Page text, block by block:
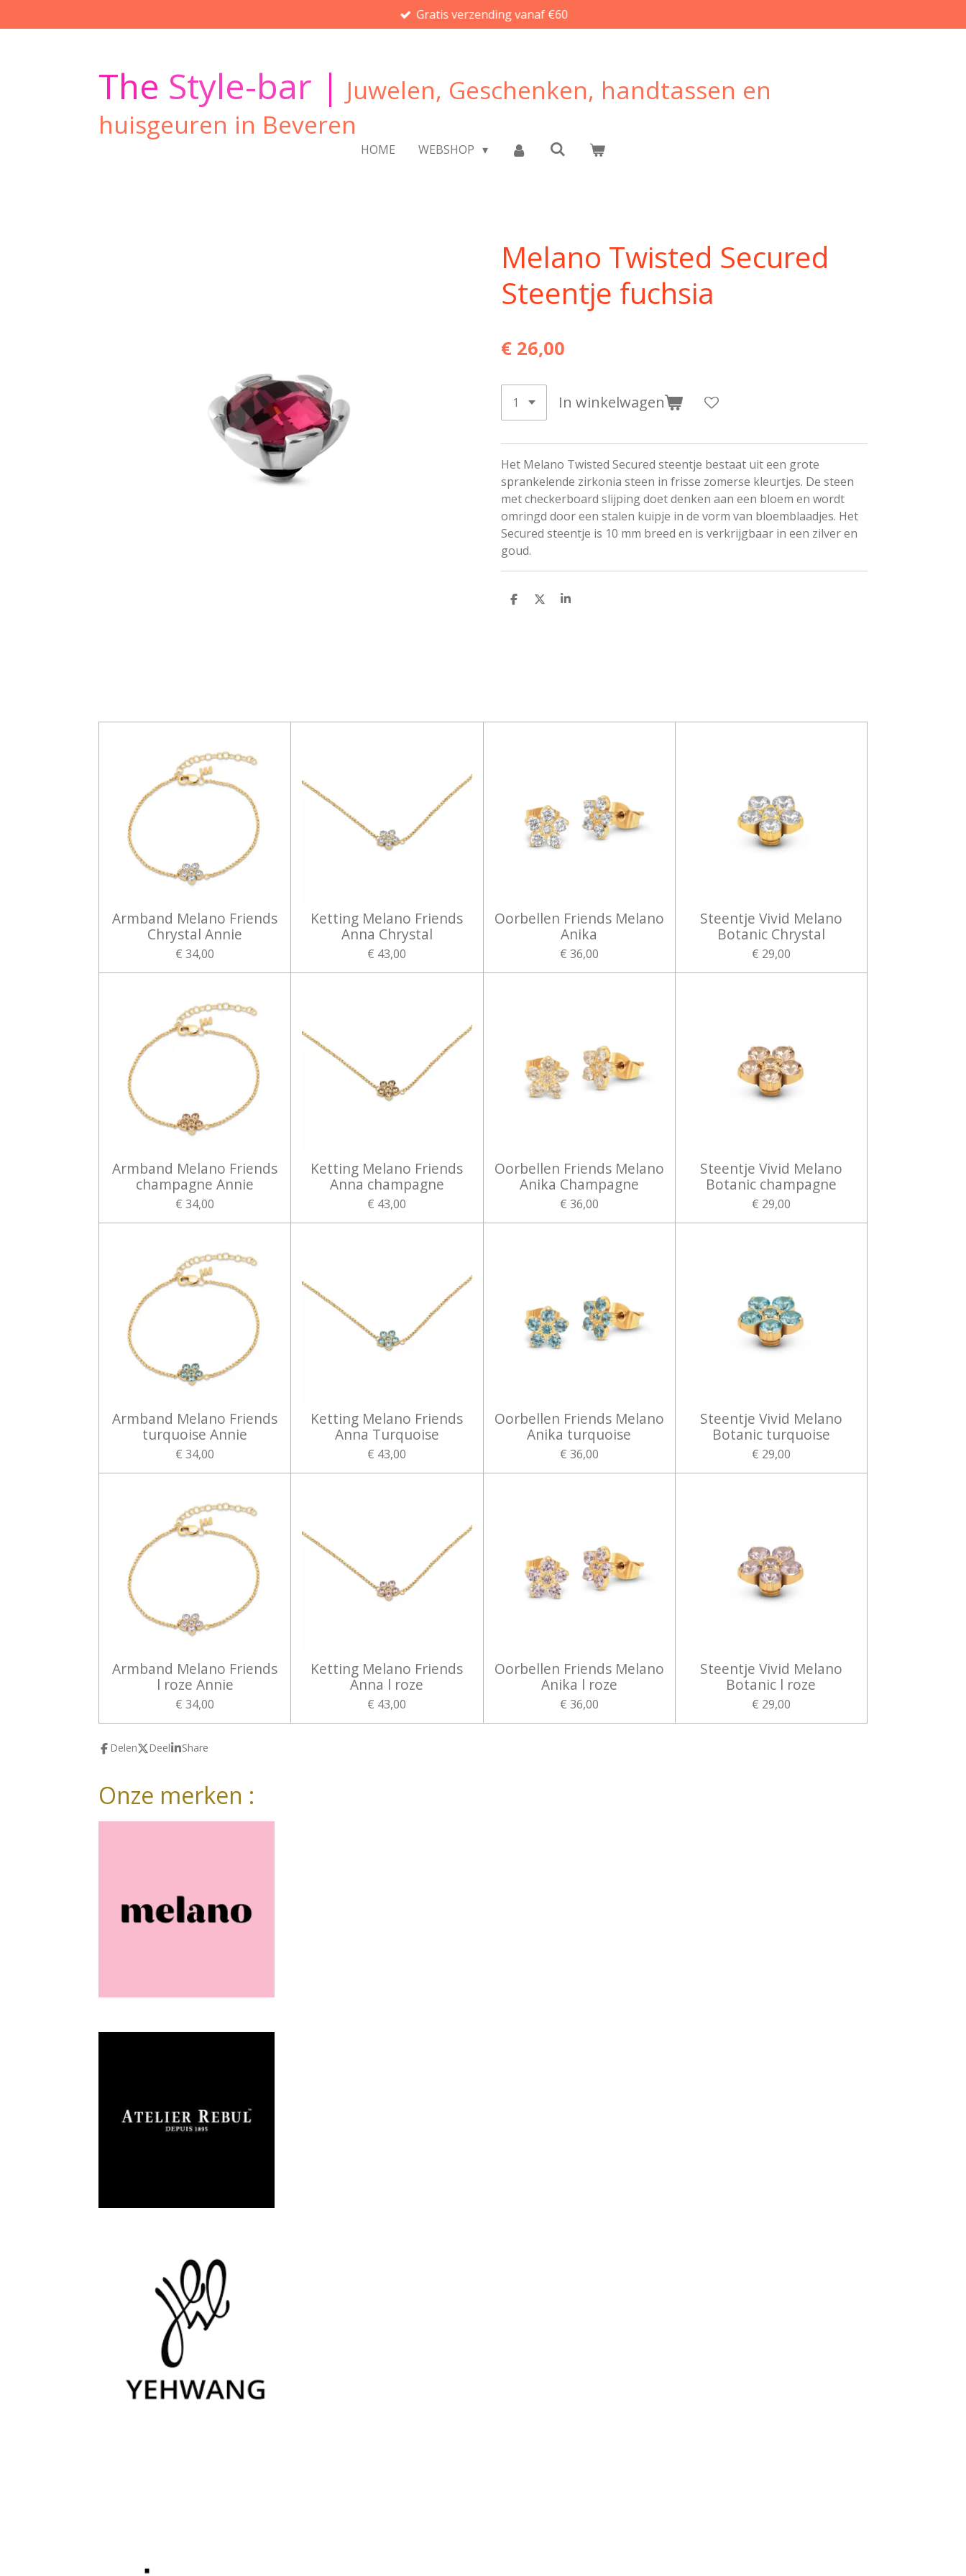
direct
Gratis verzending vanaf €60
The Style-bar | Juwelen, Geschenken, handtassen en
huisgeuren in Beveren
HOME WEBSHOP
Melano Twisted Secured
Steentje fuchsia
€ 26,00
In winkelwagen
Het Melano Twisted Secured steentje bestaat uit een grote
sprankelende zirkonia steen in frisse zomerse kleurtjes. De steen
met checkerboard slijping doet denken aan een bloem en wordt
omringd door een stalen kuipje in de vorm van bloemblaadjes. Het
Secured steentje is 10 mm breed en is verkrijgbaar in een zilver en
goud.
D
D
S
Armband Melano Friends
Chrystal Annie
€ 34,00
Ketting Melano Friends
Anna Chrystal
€ 43,00
Oorbellen Friends Melano
Anika
€ 36,00
Steentje Vivid Melano
Botanic Chrystal
€ 29,00
Armband Melano Friends
champagne Annie
€ 34,00
Ketting Melano Friends
Anna champagne
€ 43,00
Oorbellen Friends Melano
Anika Champagne
€ 36,00
Steentje Vivid Melano
Botanic champagne
€ 29,00
Armband Melano Friends
turquoise Annie
€ 34,00
Ketting Melano Friends
Anna Turquoise
€ 43,00
Oorbellen Friends Melano
Anika turquoise
€ 36,00
Steentje Vivid Melano
Botanic turquoise
€ 29,00
Armband Melano Friends
l roze Annie
€ 34,00
Ketting Melano Friends
Anna l roze
€ 43,00
Oorbellen Friends Melano
Anika l roze
€ 36,00
Steentje Vivid Melano
Botanic l roze
€ 29,00
Delen Deel Share
Onze merken :